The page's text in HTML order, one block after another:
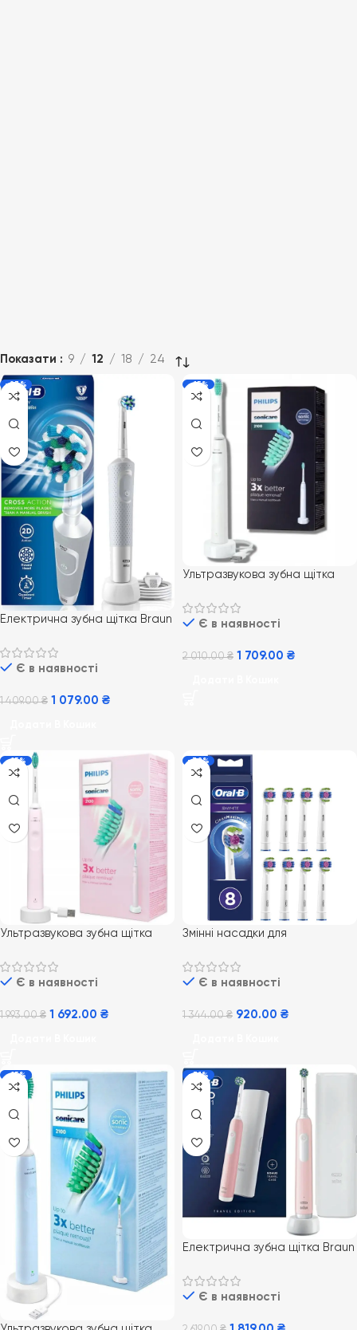
Показати 9 12 18 24
-23%
Електрична зубна щітка Braun
CrossAction
Є в наявності
1 409.00₴ 1 079.00 ₴
-15%
Ультразвукова зубна щітка
Daily Clean HX3651/13
Є в наявності
2 010.00₴ 1 709.00 ₴
-15%
Ультразвукова зубна щітка
Daily Clean HX3651/11 рожева
Є в наявності
1 993.00₴ 1 692.00 ₴
-32%
Змінні насадки для
Oral-B EB18 3D White 8 шт
Є в наявності
1 344.00₴ 920.00 ₴
-15% -31%
Електрична зубна щітка Braun
дорожнім футляром
Є в наявності